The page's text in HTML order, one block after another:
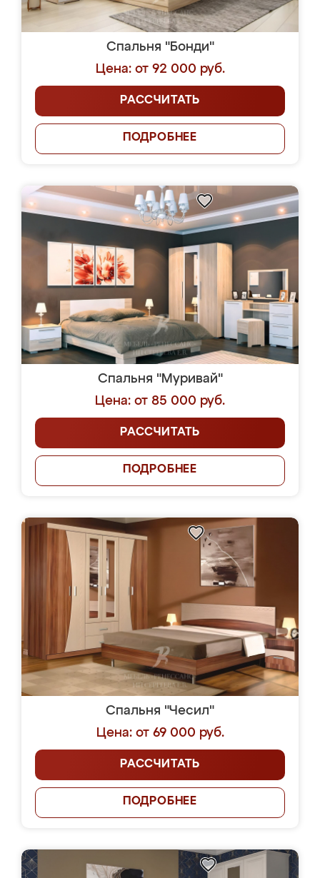
Спальня "Бонди"
Цена: от 92 000 руб.
РАССЧИТАТЬ
ПОДРОБНЕЕ
Спальня "Муривай"
Цена: от 85 000 руб.
РАССЧИТАТЬ
ПОДРОБНЕЕ
Спальня "Чесил"
Цена: от 69 000 руб.
РАССЧИТАТЬ
ПОДРОБНЕЕ